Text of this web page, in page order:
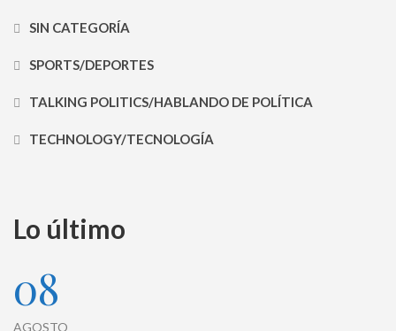
SIN CATEGORÍA
SPORTS/DEPORTES
TALKING POLITICS/HABLANDO DE POLÍTICA
TECHNOLOGY/TECNOLOGÍA
Lo último
08
AGOSTO